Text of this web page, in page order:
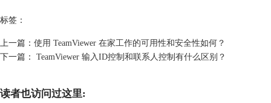
录就可以了。
标签：
上一篇： 使用 TeamViewer 在家工作的可用性和安全性如何？
下一篇：
TeamViewer 输入ID控制和联系人控制有什么区别？
读者也访问过这里: